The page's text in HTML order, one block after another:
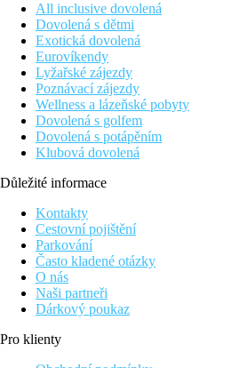
All inclusive dovolená
Dovolená s dětmi
Exotická dovolená
Eurovíkendy
Lyžařské zájezdy
Poznávací zájezdy
Wellness a lázeňské pobyty
Dovolená s golfem
Dovolená s potápěním
Klubová dovolená
Důležité informace
Kontakty
Cestovní pojištění
Parkování
Často kladené otázky
O nás
Naši partneři
Dárkový poukaz
Pro klienty